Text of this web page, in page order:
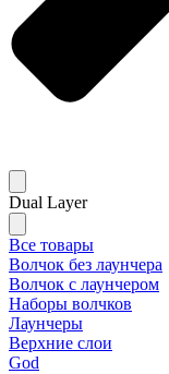
Dual Layer
Все товары
Волчок без лаунчера
Волчок с лаунчером
Наборы волчков
Лаунчеры
Верхние слои
God